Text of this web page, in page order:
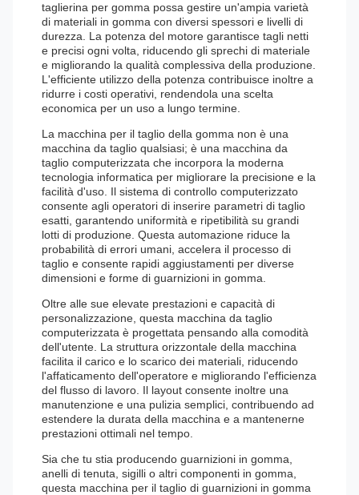
taglierina per gomma possa gestire un'ampia varietà
di materiali in gomma con diversi spessori e livelli di
durezza. La potenza del motore garantisce tagli netti
e precisi ogni volta, riducendo gli sprechi di materiale
e migliorando la qualità complessiva della produzione.
L'efficiente utilizzo della potenza contribuisce inoltre a
ridurre i costi operativi, rendendola una scelta
economica per un uso a lungo termine.
La macchina per il taglio della gomma non è una
macchina da taglio qualsiasi; è una macchina da
taglio computerizzata che incorpora la moderna
tecnologia informatica per migliorare la precisione e la
facilità d'uso. Il sistema di controllo computerizzato
consente agli operatori di inserire parametri di taglio
esatti, garantendo uniformità e ripetibilità su grandi
lotti di produzione. Questa automazione riduce la
probabilità di errori umani, accelera il processo di
taglio e consente rapidi aggiustamenti per diverse
dimensioni e forme di guarnizioni in gomma.
Oltre alle sue elevate prestazioni e capacità di
personalizzazione, questa macchina da taglio
computerizzata è progettata pensando alla comodità
dell'utente. La struttura orizzontale della macchina
facilita il carico e lo scarico dei materiali, riducendo
l'affaticamento dell'operatore e migliorando l'efficienza
del flusso di lavoro. Il layout consente inoltre una
manutenzione e una pulizia semplici, contribuendo ad
estendere la durata della macchina e a mantenerne
prestazioni ottimali nel tempo.
Sia che tu stia producendo guarnizioni in gomma,
anelli di tenuta, sigilli o altri componenti in gomma,
questa macchina per il taglio di guarnizioni in gomma